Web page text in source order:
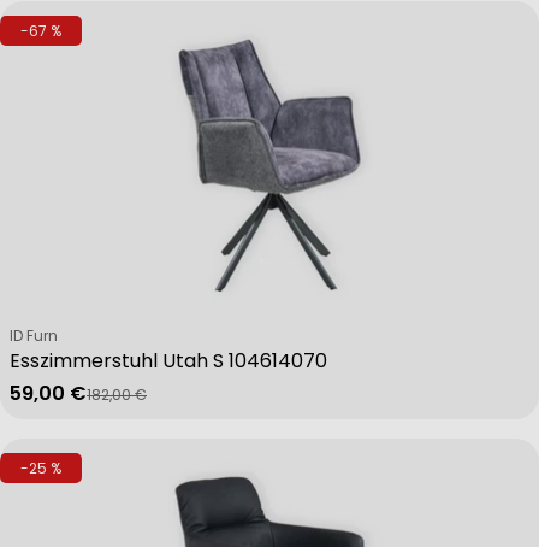
-67 %
Esszimmerstuhl Utah S 104614070
Verkäufer:
ID Furn
Verkaufspreis
59,00 €
Regulärer Preis
182,00 €
-25 %